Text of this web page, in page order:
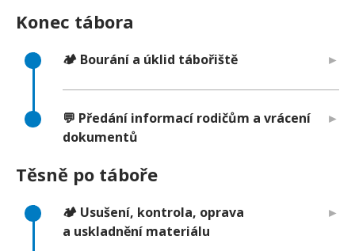
Konec tábora
🏕️ Bourání a úklid tábořiště
💬 Předání informací rodičům a vrácení
dokumentů
Těsně po táboře
🏕️ Usušení, kontrola, oprava
a uskladnění materiálu